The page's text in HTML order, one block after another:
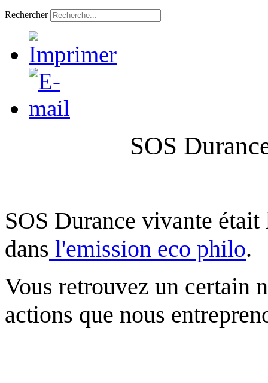
Rechercher
SOS
SOS Durance vivante
dans l'emission eco philo.
Vous retrouvez un certain
actions que nous